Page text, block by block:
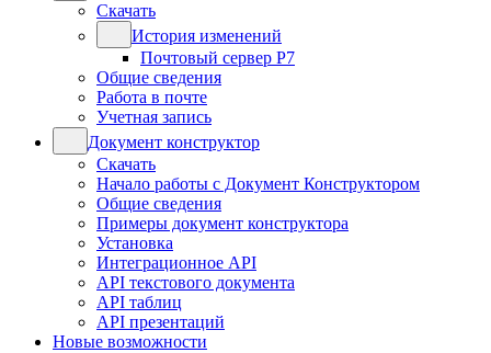
Скачать
История изменений
Почтовый сервер Р7
Общие сведения
Работа в почте
Учетная запись
Документ конструктор
Скачать
Начало работы с Документ Конструктором
Общие сведения
Примеры документ конструктора
Установка
Интеграционное API
API текстового документа
API таблиц
API презентаций
Новые возможности